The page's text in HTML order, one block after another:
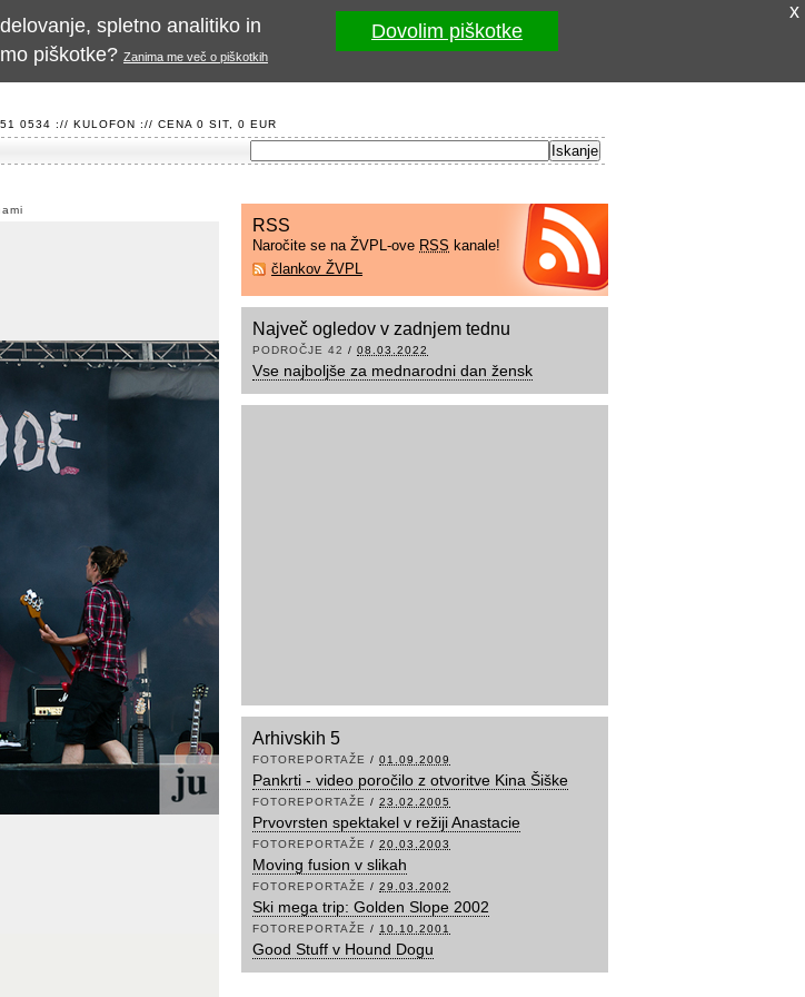
0534 :// KULOFON :// CENA 0 SIT, 0 EUR
RSS
Naročite se na ŽVPL-ove RSS kanale!
člankov ŽVPL
Največ ogledov v zadnjem tednu
PODROČJE 42 / 08.03.2022
Vse najboljše za mednarodni dan žensk
Arhivskih 5
FOTOREPORTAŽE / 01.09.2009
Pankrti - video poročilo z otvoritve Kina Šiške
FOTOREPORTAŽE / 23.02.2005
Prvovrsten spektakel v režiji Anastacie
FOTOREPORTAŽE / 20.03.2003
Moving fusion v slikah
FOTOREPORTAŽE / 29.03.2002
Ski mega trip: Golden Slope 2002
FOTOREPORTAŽE / 10.10.2001
Good Stuff v Hound Dogu
x
spletno analitiko in
piškotke? Zanima me več o piškotkih
Dovolim piškotke